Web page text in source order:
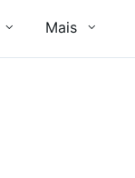
Mais